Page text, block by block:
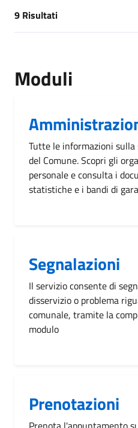
[results]
9 Risultati
Moduli
Tutte le informazioni
del Comune. Scopri gli
personale e consulta i
statistiche e i bandi di
Segnalazioni
Il servizio consente di
disservizio o problema
comunale, tramite la
modulo
Prenotazioni